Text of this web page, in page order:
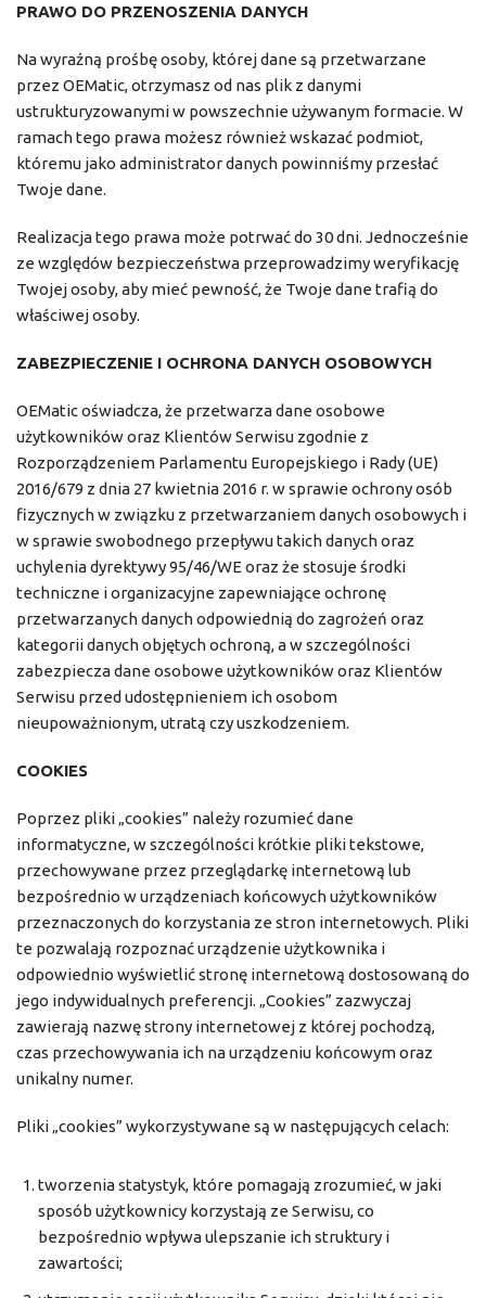
PRAWO DO PRZENOSZENIA DANYCH
Na wyraźną prośbę osoby, której dane są przetwarzane
przez OEMatic, otrzymasz od nas plik z danymi
ustrukturyzowanymi w powszechnie używanym formacie. W
ramach tego prawa możesz również wskazać podmiot,
któremu jako administrator danych powinniśmy przesłać
Twoje dane.
Realizacja tego prawa może potrwać do 30 dni. Jednocześnie
ze względów bezpieczeństwa przeprowadzimy weryfikację
Twojej osoby, aby mieć pewność, że Twoje dane trafią do
właściwej osoby.
ZABEZPIECZENIE I OCHRONA DANYCH OSOBOWYCH
OEMatic oświadcza, że przetwarza dane osobowe
użytkowników oraz Klientów Serwisu zgodnie z
Rozporządzeniem Parlamentu Europejskiego i Rady (UE)
2016/679 z dnia 27 kwietnia 2016 r. w sprawie ochrony osób
fizycznych w związku z przetwarzaniem danych osobowych i
w sprawie swobodnego przepływu takich danych oraz
uchylenia dyrektywy 95/46/WE oraz że stosuje środki
techniczne i organizacyjne zapewniające ochronę
przetwarzanych danych odpowiednią do zagrożeń oraz
kategorii danych objętych ochroną, a w szczególności
zabezpiecza dane osobowe użytkowników oraz Klientów
Serwisu przed udostępnieniem ich osobom
nieupoważnionym, utratą czy uszkodzeniem.
COOKIES
Poprzez pliki „cookies” należy rozumieć dane
informatyczne, w szczególności krótkie pliki tekstowe,
przechowywane przez przeglądarkę internetową lub
bezpośrednio w urządzeniach końcowych użytkowników
przeznaczonych do korzystania ze stron internetowych. Pliki
te pozwalają rozpoznać urządzenie użytkownika i
odpowiednio wyświetlić stronę internetową dostosowaną do
jego indywidualnych preferencji. „Cookies” zazwyczaj
zawierają nazwę strony internetowej z której pochodzą,
czas przechowywania ich na urządzeniu końcowym oraz
unikalny numer.
Pliki „cookies” wykorzystywane są w następujących celach:
tworzenia statystyk, które pomagają zrozumieć, w jaki
sposób użytkownicy korzystają ze Serwisu, co
bezpośrednio wpływa ulepszanie ich struktury i
zawartości;